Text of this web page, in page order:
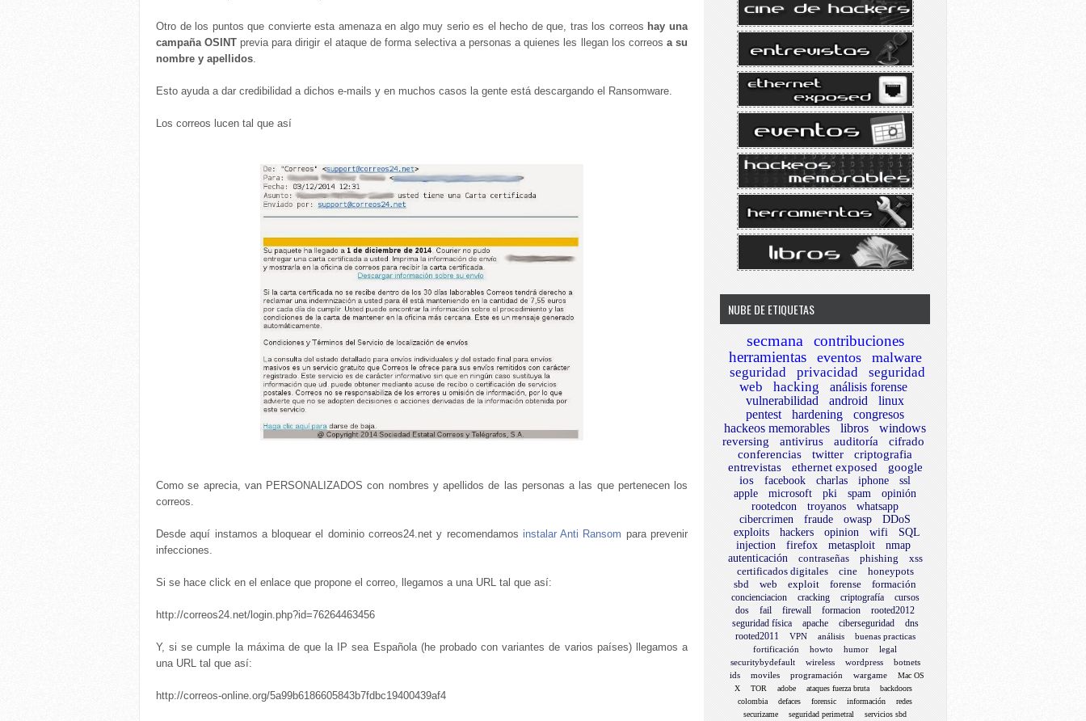
Otro de los puntos que convierte esta amenaza en algo muy serio es el hecho de que, tras los correos hay una
campaña OSINT previa para dirigir el ataque de forma selectiva a personas a quienes les llegan los correos a su
nombre y apellidos.
Esto ayuda a dar credibilidad a dichos e-mails y en muchos casos la gente está descargando el Ransomware.
Los correos lucen tal que así
Como se aprecia, van PERSONALIZADOS con nombres y apellidos de las personas a las que pertenecen los
correos.
Desde aquí instamos a bloquear el dominio correos24.net y recomendamos instalar Anti Ransom para prevenir
infecciones.
Si se hace click en el enlace que propone el correo, llegamos a una URL tal que así:
http://correos24.net/login.php?id=76264463456
Y, si se cumple la máxima de que la IP sea Española (he probado con variantes de varios países) llegamos a
una URL tal que así:
http://correos-online.org/5a99b6186605843b7fdbc19400439af4
NUBE DE ETIQUETAS
secmana
contribuciones
herramientas
eventos malware
seguridad privacidad
seguridad
web
hacking
análisis forense
vulnerabilidad
android
linux
pentest
hardening
congresos
hackeos memorables
libros windows
reversing antivirus auditoría
cifrado
conferencias
twitter
criptografia
entrevistas
ethernet exposed
google
ios
facebook charlas iphone
ssl
apple
microsoft pki spam
opinión
rootedcon
troyanos
whatsapp
cibercrimen
fraude owasp
DDoS
exploits
hackers opinion wifi
SQL
injection
firefox metasploit
nmap
autenticación
contraseñas phishing
xss
certificados digitales
cine
honeypots
sbd
web exploit forense formación
concienciacion cracking criptografía
cursos
dos
fail firewall formacion
rooted2012
seguridad física
apache ciberseguridad
dns
rooted2011
VPN análisis
buenas practicas
fortificación
howto humor
legal
securitybydefault
wireless wordpress
botnets
ids
moviles programación wargame
Mac OS
X
TOR adobe ataques fuerza bruta
backdoors
colombia
defaces forensic información
redes
securizame
seguridad perimetral servicios sbd